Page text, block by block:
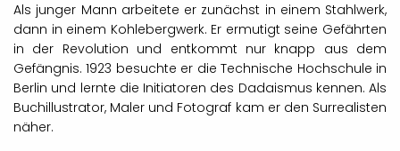
Als junger Mann arbeitete er zunächst in einem Stahlwerk,
dann in einem Kohlebergwerk. Er ermutigt seine Gefährten
in der Revolution und entkommt nur knapp aus dem
Gefängnis. 1923 besuchte er die Technische Hochschule in
Berlin und lernte die Initiatoren des Dadaismus kennen. Als
Buchillustrator, Maler und Fotograf kam er den Surrealisten
näher.